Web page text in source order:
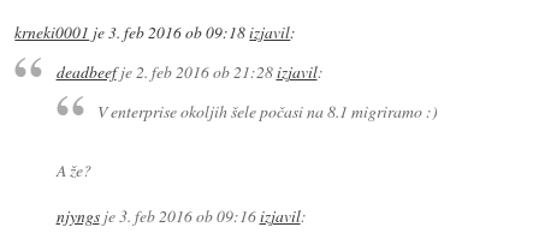
krneki0001 je3. feb 2016 ob 09:18izjavil:
deadbeefje2. feb 2016 ob 21:28izjavil:
V enterprise okoljih šele počasi na 8.1 migriramo :)
A že?
njyngsje3. feb 2016 ob 09:16izjavil: